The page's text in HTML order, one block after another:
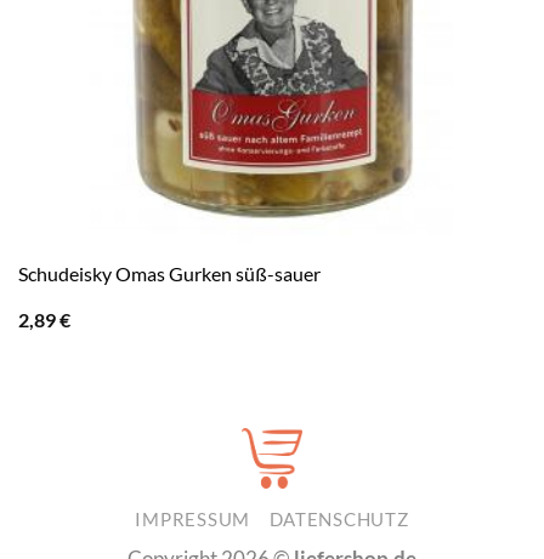
Schudeisky Omas Gurken süß-sauer
2,89€
IMPRESSUM DATENSCHUTZ